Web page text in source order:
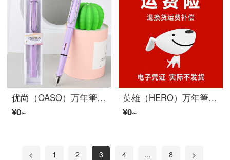
优尚（OASO）万年筆毕加索旗下出品S007正姿练字笔铱金EF尖商务办公书写签字笔万年筆树脂笔身马卡龙紫
¥0~
英雄（HERO）万年筆学生礼盒套装男女士高档精致莫兰迪撞色系书写练字笔刻字定制节日礼物国庆节礼品 运费险{赠品，单拍不发货｝
¥0~
< 1 2 3 4 ... 8 >